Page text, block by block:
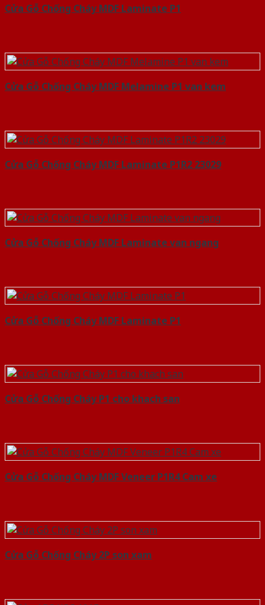
Cửa Gỗ Chống Cháy MDF Laminate P1
Cửa Gỗ Chống Cháy MDF Melamine P1 van kem
Cửa Gỗ Chống Cháy MDF Laminate P1R2 23029
Cửa Gỗ Chống Cháy MDF Laminate van ngang
Cửa Gỗ Chống Cháy MDF Laminate P1
Cửa Gỗ Chống Cháy P1 cho khach san
Cửa Gỗ Chống Cháy MDF Veneer P1R4 Cam xe
Cửa Gỗ Chống Cháy 2P son xam